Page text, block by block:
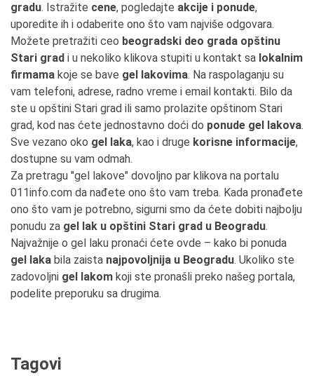
gradu. Istražite cene, pogledajte akcije i ponude,
uporedite ih i odaberite ono što vam najviše odgovara.
Možete pretražiti ceo beogradski deo grada opštinu
Stari grad i u nekoliko klikova stupiti u kontakt sa lokalnim
firmama koje se bave gel lakovima. Na raspolaganju su
vam telefoni, adrese, radno vreme i email kontakti. Bilo da
ste u opštini Stari grad ili samo prolazite opštinom Stari
grad, kod nas ćete jednostavno doći do ponude gel lakova.
Sve vezano oko gel laka, kao i druge korisne informacije,
dostupne su vam odmah.
Za pretragu "gel lakove" dovoljno par klikova na portalu
011info.com da nađete ono što vam treba. Kada pronađete
ono što vam je potrebno, sigurni smo da ćete dobiti najbolju
ponudu za gel lak u opštini Stari grad u Beogradu.
Najvažnije o gel laku pronaći ćete ovde – kako bi ponuda
gel laka bila zaista najpovoljnija u Beogradu. Ukoliko ste
zadovoljni gel lakom koji ste pronašli preko našeg portala,
podelite preporuku sa drugima.
Tagovi